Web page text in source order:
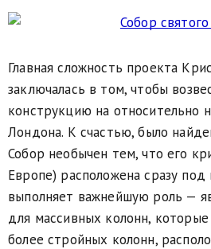
Главная сложность проекта
заключалась в том, чтобы
конструкцию на относительно
Лондона. К счастью, было
Собор необычен тем, что его
Европе) расположена сразу
выполняет важнейшую роль —
для массивных колонн,
более стройных колонн,